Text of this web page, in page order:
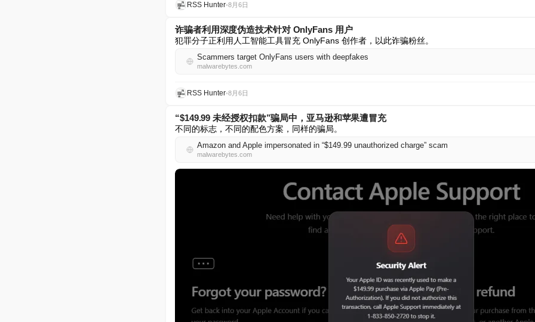
RSS Hunter•8月6日
诈骗者利用深度伪造技术针对 OnlyFans 用户
犯罪分子正利用人工智能工具冒充 OnlyFans 创作者，以此诈骗粉丝。
Scammers target OnlyFans users with deepfakes
malwarebytes.com
RSS Hunter•8月6日
“$149.99 未经授权扣款”骗局中，亚马逊和苹果遭冒充
不同的标志，不同的配色方案，同样的骗局。
Amazon and Apple impersonated in “$149.99 unauthorized charge” scam
malwarebytes.com